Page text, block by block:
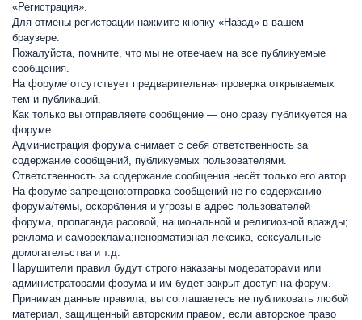
«Регистрация».
Для отмены регистрации нажмите кнопку «Назад» в вашем
браузере.
Пожалуйста, помните, что мы не отвечаем на все публикуемые
сообщения.
На форуме отсутствует предварительная проверка открываемых
тем и публикаций.
Как только вы отправляете сообщение — оно сразу публикуется на
форуме.
Администрация форума снимает с себя ответственность за
содержание сообщений, публикуемых пользователями.
Ответственность за содержание сообщения несёт только его автор.
На форуме запрещено:отправка сообщений не по содержанию
форума/темы, оскорбления и угрозы в адрес пользователей
форума, пропаганда расовой, национальной и религиозной вражды;
реклама и самореклама;ненормативная лексика, сексуальные
домогательства и т.д.
Нарушители правил будут строго наказаны модераторами или
администраторами форума и им будет закрыт доступ на форум.
Принимая данные правила, вы соглашаетесь не публиковать любой
материал, защищенный авторским правом, если авторское право